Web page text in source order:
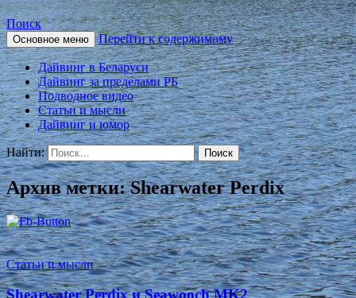
Поиск
Основное меню Перейти к содержимому
Дайвинг в Беларуси
Дайвинг за пределами РБ
Подводное видео
Статьи и мысли
Дайвинг и юмор
Найти:
Архив метки: Shearwater Perdix
Статьи и мысли